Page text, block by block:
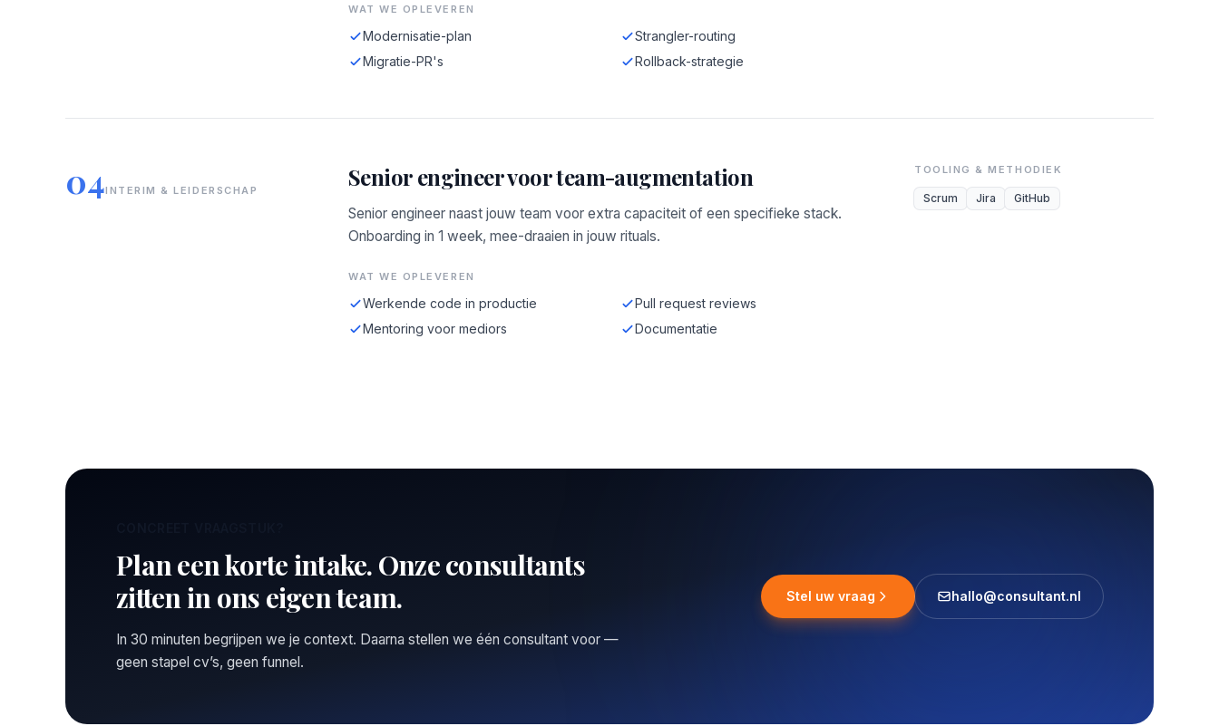
WAT WE OPLEVEREN
Modernisatie-plan
Strangler-routing
Migratie-PR's
Rollback-strategie
04INTERIM & LEIDERSCHAP Senior engineer voor team-augmentation
Senior engineer naast jouw team voor extra capaciteit of een specifieke stack.
Onboarding in 1 week, mee-draaien in jouw rituals.
WAT WE OPLEVEREN
Werkende code in productie
Pull request reviews
Mentoring voor mediors
Documentatie
TOOLING & METHODIEK
Scrum Jira GitHub
Plan een korte intake. Onze consultants
zitten in ons eigen team.
In 30 minuten begrijpen we je context. Daarna stellen we één consultant voor —
geen stapel cv’s, geen funnel.
Stel uw vraag hallo@consultant.nl